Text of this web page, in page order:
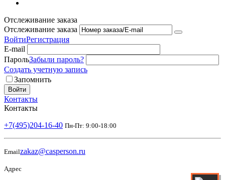
Отслеживание заказа
Отслеживание заказа
ВойтиРегистрация
E-mail
ПарольЗабыли пароль?
Создать учетную запись
Запомнить
Войти
Контакты
Контакты
+7(495)204-16-40 Пн-Пт: 9:00-18:00
Emailzakaz@casperson.ru
Адрес